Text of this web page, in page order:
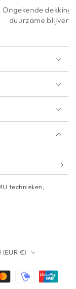
Ongekende dekking
duurzame
technieken,
(EUR €)